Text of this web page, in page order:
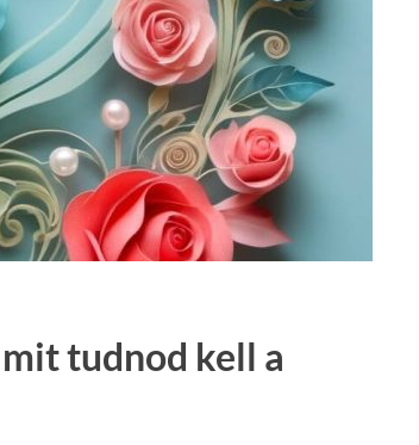
tudnod kell a